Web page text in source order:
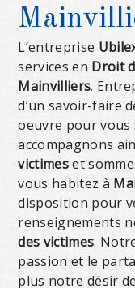
L’entreprise
services en Droit
Mainvilliers.
d’un savoir-faire
oeuvre pour vous
accompagnons
victimeset
vous habitez à
disposition pour
renseignements
des victimes.
passion et le
plus notre désir